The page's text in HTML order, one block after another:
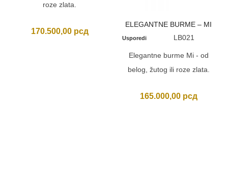
roze zlata.
170.500,00 рсд
ELEGANTNE BURME – MI
Usporedi LB021
Elegantne burme Mi - od
belog, žutog ili roze zlata.
165.000,00 рсд